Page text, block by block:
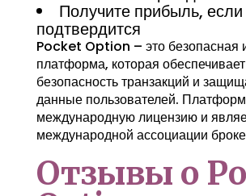
Получите прибыль, если
подтвердится
Pocket Option – это безопасная
платформа, которая обеспечивает
безопасность транзакций и
данные пользователей.
международную лицензию и
международной ассоциации
Отзывы о